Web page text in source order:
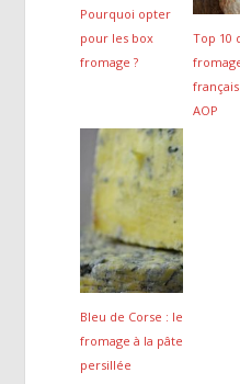
Pourquoi opter
pour les box
fromage ?
Top 10
AOP
Bleu de Corse : le
fromage à la pâte
persillée